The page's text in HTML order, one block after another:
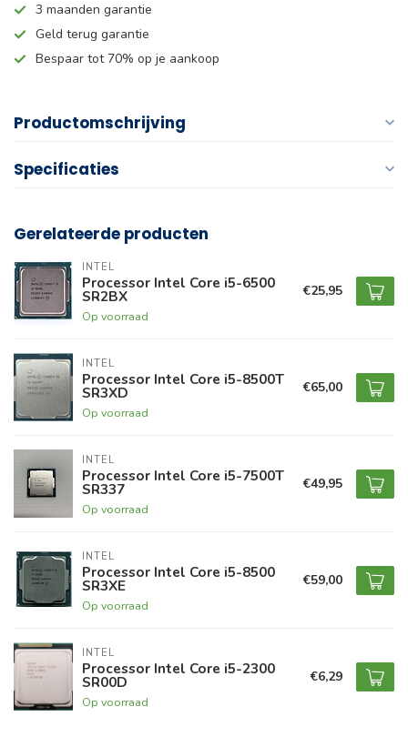
3 maanden garantie
Geld terug garantie
Bespaar tot 70% op je aankoop
Productomschrijving
Specificaties
Gerelateerde producten
INTEL
Processor Intel Core i5-6500
SR2BX
Op voorraad
€25,95
INTEL
Processor Intel Core i5-8500T
SR3XD
Op voorraad
€65,00
INTEL
Processor Intel Core i5-7500T
SR337
Op voorraad
€49,95
INTEL
Processor Intel Core i5-8500
SR3XE
Op voorraad
€59,00
INTEL
Processor Intel Core i5-2300
SR00D
Op voorraad
€6,29